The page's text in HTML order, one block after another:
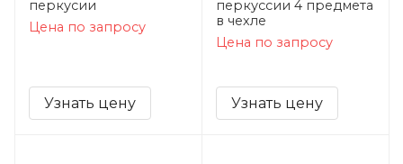
перкусии
Цена по запросу
Узнать цену
перкуссии 4 предмета
в чехле
Цена по запросу
Узнать цену